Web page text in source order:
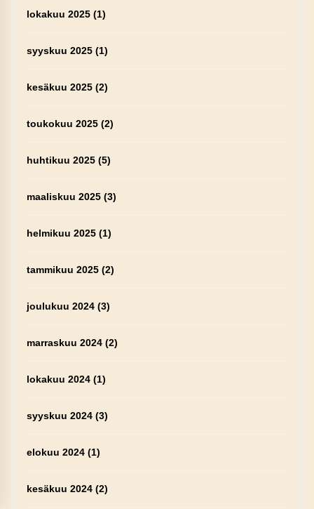
lokakuu 2025(1)
syyskuu 2025(1)
kesäkuu 2025(2)
toukokuu 2025(2)
huhtikuu 2025(5)
maaliskuu 2025(3)
helmikuu 2025(1)
tammikuu 2025(2)
joulukuu 2024(3)
marraskuu 2024(2)
lokakuu 2024(1)
syyskuu 2024(3)
elokuu 2024(1)
kesäkuu 2024(2)